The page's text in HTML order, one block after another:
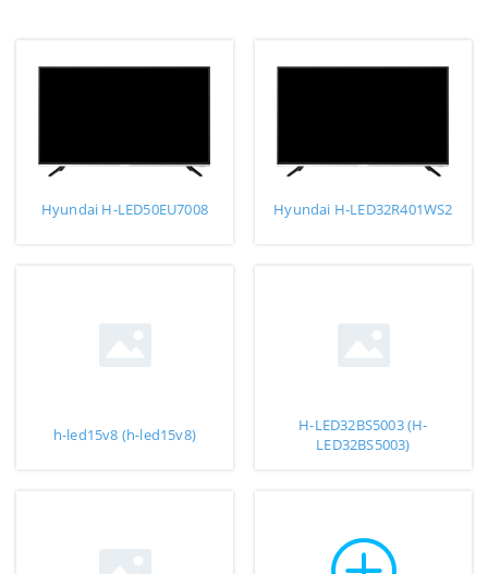
Hyundai H-LED50EU7008 Hyundai H-LED32R401WS2
h-led15v8 (h-led15v8)
H-LED32BS5003 (H-
LED32BS5003)